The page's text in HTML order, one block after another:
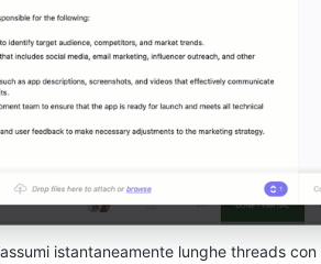
istantaneamente lunghe threads